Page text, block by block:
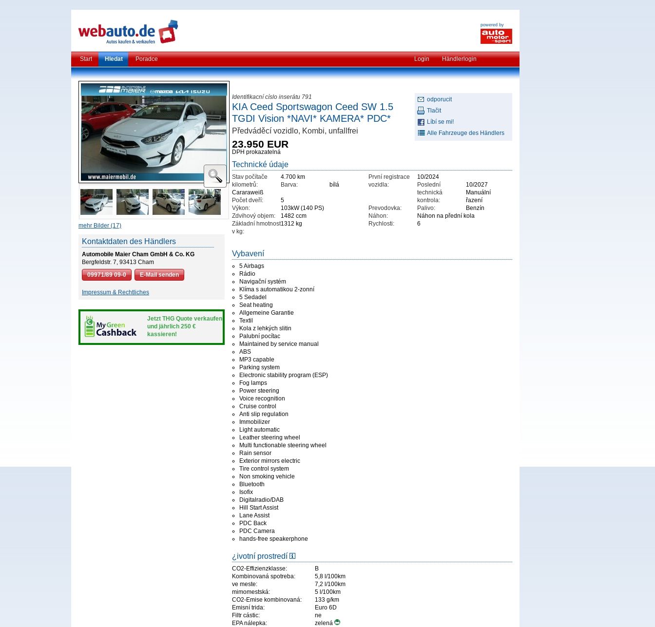
powered by
Start Hledat Poradce Login Händlerlogin
mehr Bilder (17)
Kontaktdaten des Händlers
Automobile Maier Cham GmbH & Co. KG
Bergfeldstr. 7, 93413 Cham
09971/89 09-0
E-Mail senden
Impressum & Rechtliches
Jetzt THG Quote verkaufen
und jährlich 250 €
kassieren!
odporucit
Tlačit
Líbí se mi!
Alle Fahrzeuge des Händlers
Identifikacní císlo inserátu 791
KIA Ceed Sportswagon Ceed SW 1.5
TGDI Vision *NAVI* KAMERA* PDC*
Předváděcí vozidlo, Kombi, unfallfrei
23.950 EUR
DPH prokazatelná
Technické údaje
Stav počítače
kilometrů:
4.700 km
Barva:
bílá
Cararaweiß
Počet dveří:
5
Výkon:
103kW (140 PS)
Zdvihový objem:
1482 ccm
Základní hmotnost
v kg:
1312 kg
První registrace
vozidla:
10/2024
Poslední
technická
kontrola:
10/2027
Prevodovka:
Manuální
řazení
Palivo:
Benzín
Náhon:
Náhon na přední kola
Rychlosti:
6
Vybavení
5 Airbags
Rádio
Navigační systém
Klíma s automatikou 2-zonní
5 Sedadel
Seat heating
Allgemeine Garantie
Textil
Kola z lehkých slitin
Palubní pocítac
Maintained by service manual
ABS
MP3 capable
Parking system
Electronic stability program (ESP)
Fog lamps
Power steering
Voice recognition
Cruise control
Anti slip regulation
Immobilizer
Light automatic
Leather steering wheel
Multi functionable steering wheel
Rain sensor
Exterior mirrors electric
Tire control system
Non smoking vehicle
Bluetooth
Isofix
Digitalradio/DAB
Hill Start Assist
Lane Assist
PDC Back
PDC Camera
hands-free speakerphone
¿ivotní prostredí
CO2-Effizienzklasse:
B
Kombinovaná spotreba:
5,8 l/100km
ve meste:
7,2 l/100km
mimomestská:
5 l/100km
CO2-Emise kombinovaná:
133 g/km
Emisní trida:
Euro 6D
Filtr cástic:
ne
EPA nálepka:
zelená